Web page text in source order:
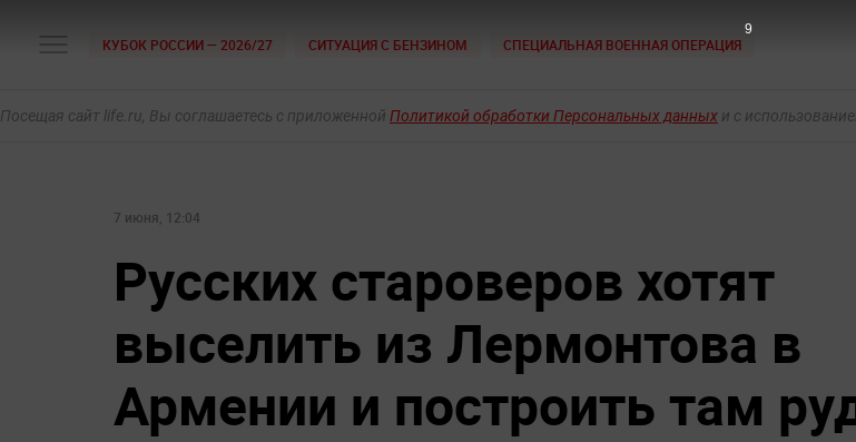
КУБОК РОССИИ — 2026/27 СИТУАЦИЯ С БЕНЗИНОМ СПЕЦИАЛЬНАЯ ВОЕННАЯ ОПЕРАЦИЯ
Посещая сайт life.ru, Вы соглашаетесь с приложенной Политикой обработки Персональных данных и с
7 июня, 12:04
Русских староверов хотят
выселить из Лермонтова в
Армении и построить там
7